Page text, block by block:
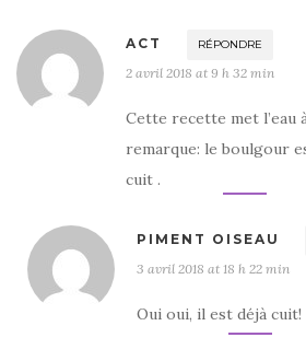
ACT RÉPONDRE
2 avril 2018 at 9 h 32 min
Cette recette met l’eau
remarque: le boulgour
cuit .
PIMENT OISEAU
3 avril 2018 at 18 h 22 min
Oui oui, il est déjà cuit!